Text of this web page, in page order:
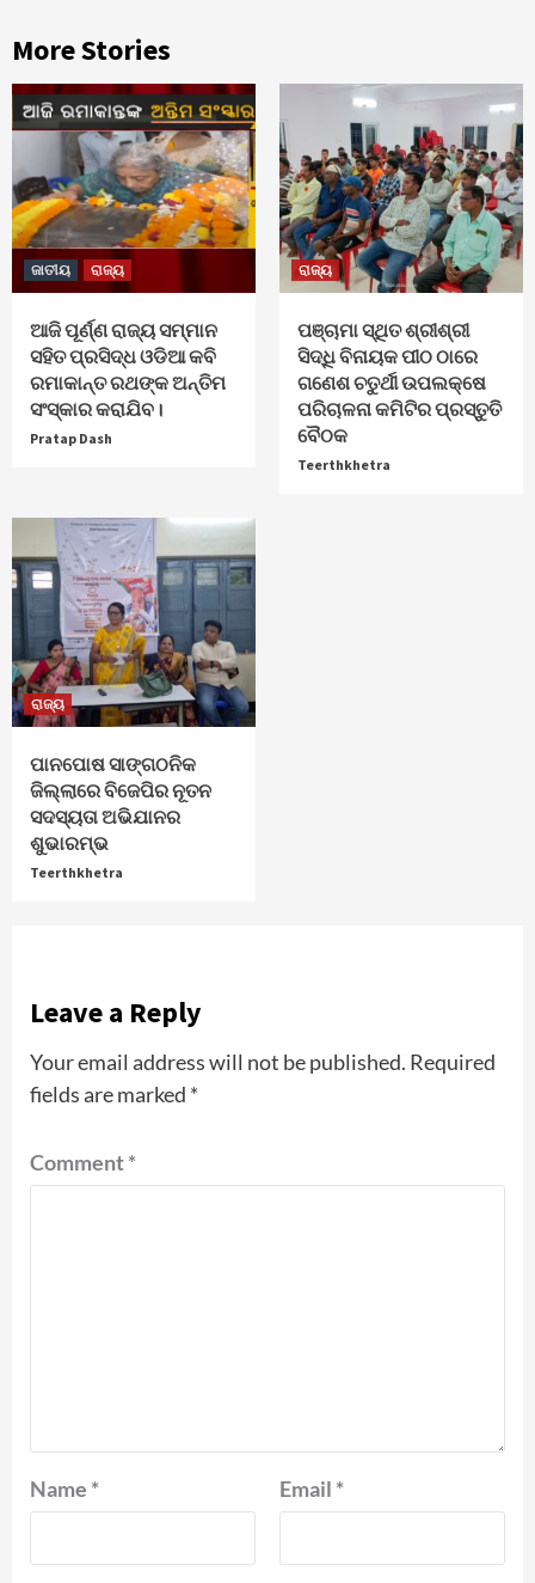
More Stories
ଜାତୀୟ ରାଜ୍ୟ
ଆଜି ପୂର୍ଣ୍ଣ ରାଜ୍ୟ ସମ୍ମାନ
ସହିତ ପ୍ରସିଦ୍ଧ ଓଡିଆ କବି
ରମାକାନ୍ତ ରଥଙ୍କ ଅନ୍ତିମ
ସଂସ୍କାର କରାଯିବ।
Pratap Dash
ରାଜ୍ୟ
ପଞ୍ଚାମା ସ୍ଥିତ ଶ୍ରୀଶ୍ରୀ
ସିଦ୍ଧି ବିନାୟକ ପୀଠ ଠାରେ
ଗଣେଶ ଚତୁର୍ଥୀ ଉପଲକ୍ଷେ
ପରିଚାଳନା କମିଟିର ପ୍ରସ୍ତୁତି
ବୈଠକ
Teerthkhetra
ରାଜ୍ୟ
ପାନପୋଷ ସାଙ୍ଗଠନିକ
ଜିଲ୍ଲାରେ ବିଜେପିର ନୂତନ
ସଦସ୍ୟତା ଅଭିଯାନର
ଶୁଭାରମ୍ଭ
Teerthkhetra
Leave a Reply
Your email address will not be published. Required
fields are marked *
Comment*
Name * Email *